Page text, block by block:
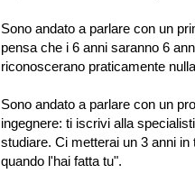
Sono andato a parlare con un
pensa che i 6 anni saranno 6
riconoscerano praticamente
Sono andato a parlare con un
ingegnere: ti iscrivi alla
studiare. Ci metterai un 3 anni
quando l'hai fatta tu".